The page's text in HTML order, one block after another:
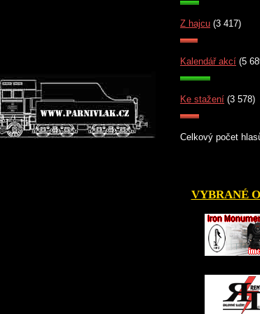
Z hajcu (3 417)
Kalendář akcí (5
Ke stažení (3 578)
Celkový počet
VYBRANÉ